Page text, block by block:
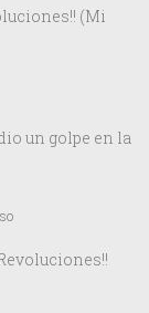
(Mi
un golpe en la